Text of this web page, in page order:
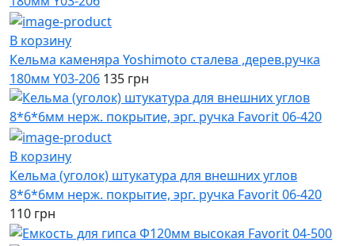
В корзину
Кельма каменяра Yoshimoto сталева ,дерев.ручка
180мм Y03-206 135 грн
В корзину
Кельма (уголок) штукатура для внешних углов
8*6*6мм нерж. покрытие, эрг. ручка Favorit 06-420
110 грн